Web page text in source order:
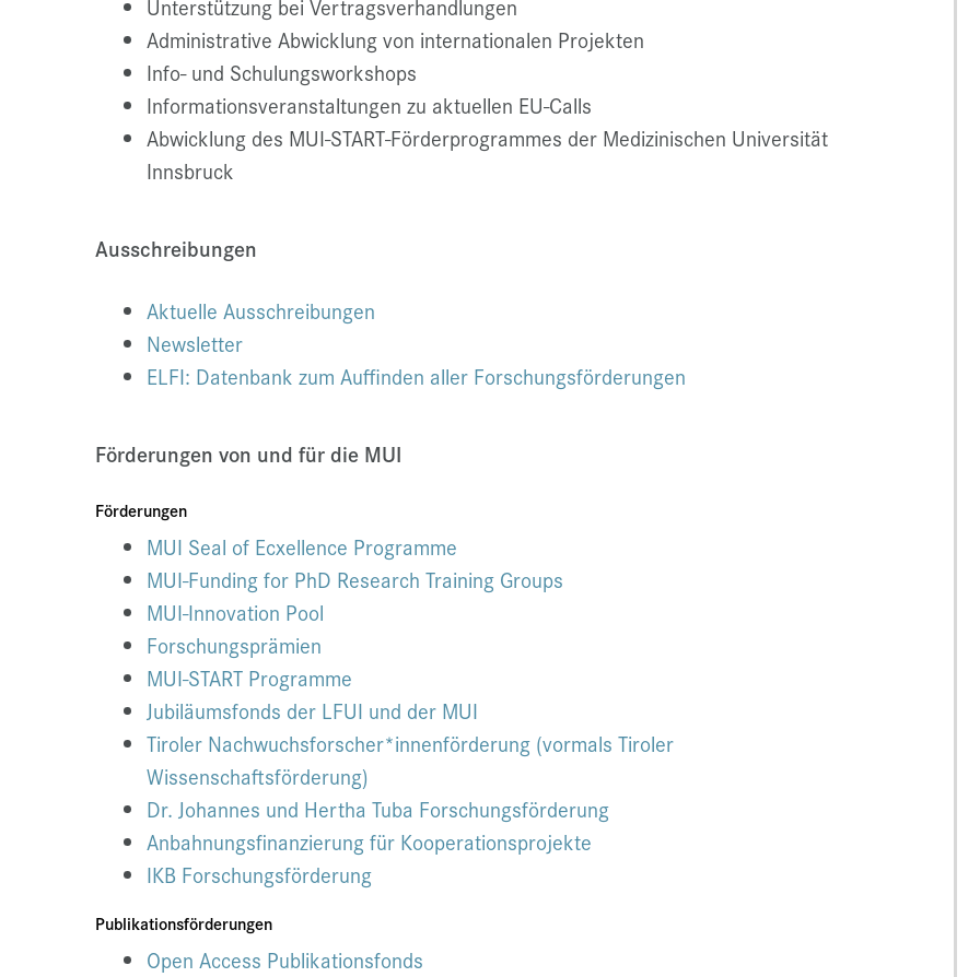
Unterstützung bei Vertragsverhandlungen
Administrative Abwicklung von internationalen Projekten
Info- und Schulungsworkshops
Informationsveranstaltungen zu aktuellen EU-Calls
Abwicklung des MUI-START-Förderprogrammes der Medizinischen Universität
Innsbruck
Ausschreibungen
Aktuelle Ausschreibungen
Newsletter
ELFI: Datenbank zum Auffinden aller Forschungsförderungen
Förderungen von und für die MUI
Förderungen
MUI Seal of Ecxellence Programme
MUI-Funding for PhD Research Training Groups
MUI-Innovation Pool
Forschungsprämien
MUI-START Programme
Jubiläumsfonds der LFUI und der MUI
Tiroler Nachwuchsforscher*innenförderung (vormals Tiroler
Wissenschaftsförderung)
Dr. Johannes und Hertha Tuba Forschungsförderung
Anbahnungsfinanzierung für Kooperationsprojekte
IKB Forschungsförderung
Publikationsförderungen
Open Access Publikationsfonds